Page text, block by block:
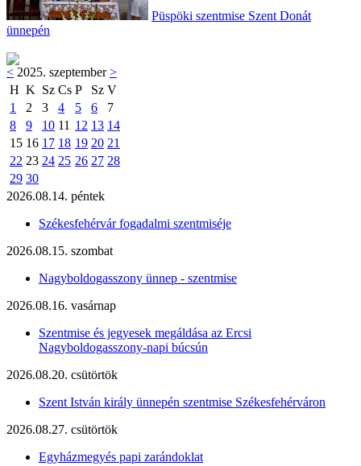
Püspöki szentmise Szent Donát
ünnepén
< 2025. szeptember>
H K Sz Cs P Sz V
1
2 3 4 5 6
7
8
9 10 11 12 13 14
15 16 17 18 19 20 21
22 23 24 25 26 27 28
29 30
2026.08.14. péntek
Székesfehérvár fogadalmi szentmiséje
2026.08.15. szombat
Nagyboldogasszony ünnep - szentmise
2026.08.16. vasárnap
Szentmise és jegyesek megáldása az Ercsi
Nagyboldogasszony-napi búcsún
2026.08.20. csütörtök
Szent István király ünnepén szentmise Székesfehérváron
2026.08.27. csütörtök
Egyházmegyés papi zarándoklat